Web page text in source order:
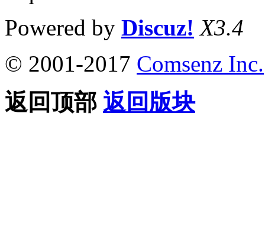
Powered by Discuz! X3.4
© 2001-2017 Comsenz Inc.
返回顶部 返回版块